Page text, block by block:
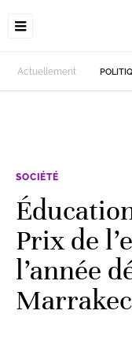
Actuellement
SOCIÉTÉ
Prix de
l’année